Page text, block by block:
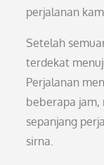
perjalanan
Setelah
terdekat
Perjalanan
beberapa jam,
sepanjang
sirna.